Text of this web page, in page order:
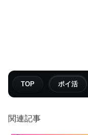
TOP ポイ活
関連記事